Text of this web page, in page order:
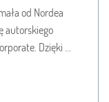
od Nordea
autorskiego
Dzięki ...